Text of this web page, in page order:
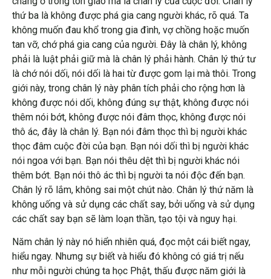
thứ ba là không được phá gia cang người khác, rõ quá. Ta
không muốn đau khổ trong gia đình, vợ chồng hoặc muốn
tan vỡ, chớ phá gia cang của người. Đây là chân lý, không
phải là luật phải giữ mà là chân lý phải hành. Chân lý thứ tư
là chớ nói dối, nói dối là hai từ được gom lại mà thôi. Trong
giới này, trong chân lý này phân tích phải cho rộng hơn là
không được nói dối, không đúng sự thật, không được nói
thêm nói bớt, không được nói đâm thọc, không được nói
thô ác, đây là chân lý. Bạn nói đâm thọc thì bị người khác
thọc đâm cuộc đời của bạn. Bạn nói dối thì bị người khác
nói ngoa với bạn. Bạn nói thêu dệt thì bị người khác nói
thêm bớt. Bạn nói thô ác thì bị người ta nói độc đến bạn.
Chân lý rõ lắm, không sai một chút nào. Chân lý thứ năm là
không uống và sử dụng các chất say, bởi uống và sử dụng
các chất say bạn sẽ làm loạn thần, tạo tội và nguy hại.
Năm chân lý này nó hiển nhiên quá, đọc một cái biết ngay,
hiểu ngay. Nhưng sự biết và hiểu đó không có giá trị nếu
như mỗi người chúng ta học Phật, thấu được năm giới là